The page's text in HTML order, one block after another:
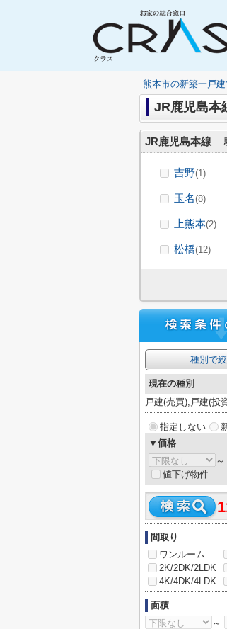
熊本市の新築一戸建
JR鹿児島本
JR鹿児島本線
吉野(1)
玉名(8)
上熊本(2)
松橋(12)
種別で
現在の種別
戸建(売買),戸建(投
指定しない
▼価格
～
値下げ物件
間取り
ワンルーム
2K/2DK/2LDK
4K/4DK/4LDK
面積
～